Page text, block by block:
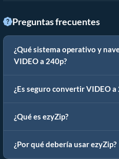
Preguntas frecuentes
¿Qué sistema operativo y
VIDEO a 240p?
¿Es seguro convertir VIDEO
¿Qué es ezyZip?
¿Por qué debería usar ezyZip?